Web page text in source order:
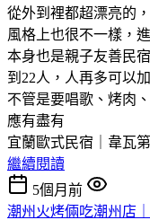
從外到裡都超漂亮的
風格上也很不一樣，
本身也是親子友善民
到22人，人再多可以
不管是要唱歌、烤肉
應有盡有
宜蘭歐式民宿｜韋瓦
繼續閱讀
5個月前
潮州火烤倆吃潮州店